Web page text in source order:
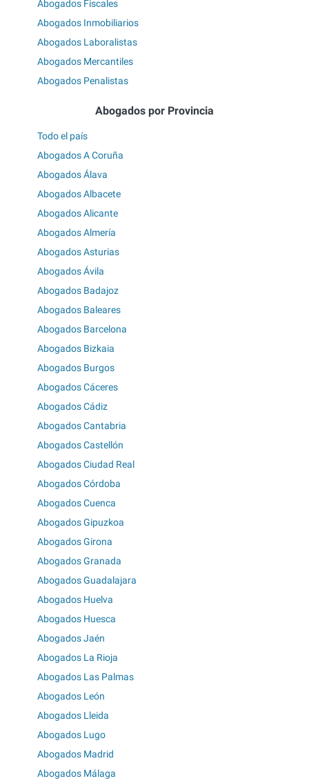
Abogados Fiscales
Abogados Inmobiliarios
Abogados Laboralistas
Abogados Mercantiles
Abogados Penalistas
Abogados por Provincia
Todo el país
Abogados A Coruña
Abogados Álava
Abogados Albacete
Abogados Alicante
Abogados Almería
Abogados Asturias
Abogados Ávila
Abogados Badajoz
Abogados Baleares
Abogados Barcelona
Abogados Bizkaia
Abogados Burgos
Abogados Cáceres
Abogados Cádiz
Abogados Cantabria
Abogados Castellón
Abogados Ciudad Real
Abogados Córdoba
Abogados Cuenca
Abogados Gipuzkoa
Abogados Girona
Abogados Granada
Abogados Guadalajara
Abogados Huelva
Abogados Huesca
Abogados Jaén
Abogados La Rioja
Abogados Las Palmas
Abogados León
Abogados Lleida
Abogados Lugo
Abogados Madrid
Abogados Málaga